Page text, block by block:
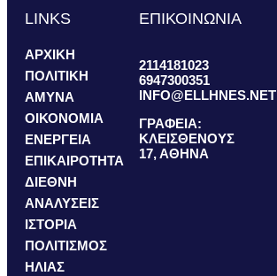
LINKS
ΑΡΧΙΚΗ
ΠΟΛΙΤΙΚΗ
ΑΜΥΝΑ
ΟΙΚΟΝΟΜΙΑ
ΕΝΕΡΓΕΙΑ
ΕΠΙΚΑΙΡΟΤΗΤΑ
ΔΙΕΘΝΗ
ΑΝΑΛΥΣΕΙΣ
ΙΣΤΟΡΙΑ
ΠΟΛΙΤΙΣΜΟΣ
ΗΛΙΑΣ
ΕΠΙΚΟΙΝΩΝΙΑ
2114181023
6947300351
INFO@ELLHNES.NET
ΓΡΑΦΕΙΑ:
ΚΛΕΙΣΘΕΝΟΥΣ
17, ΑΘΗΝΑ